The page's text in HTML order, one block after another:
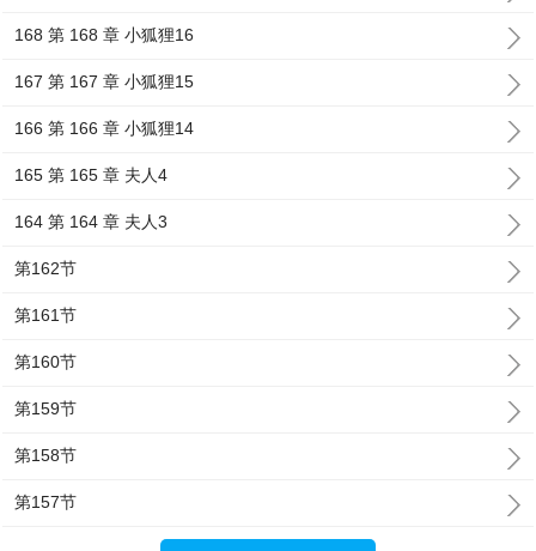
168 第 168 章 小狐狸16
167 第 167 章 小狐狸15
166 第 166 章 小狐狸14
165 第 165 章 夫人4
164 第 164 章 夫人3
第162节
第161节
第160节
第159节
第158节
第157节